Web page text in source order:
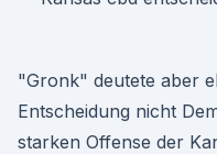
"Gronk" deutete aber
Entscheidung nicht
starken Offense der